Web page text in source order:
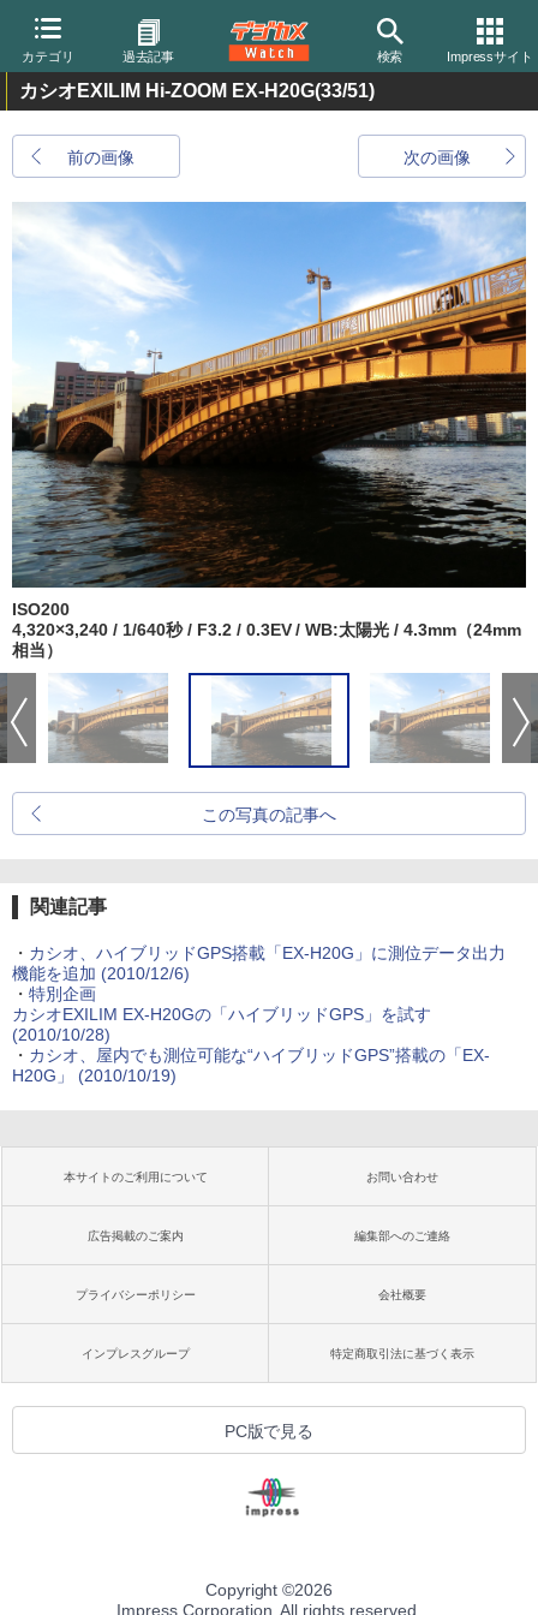
カテゴリ 過去記事 検索 Impressサイト
カシオEXILIM Hi-ZOOM EX-H20G(33/51)
前の画像 次の画像
ISO200
4,320×3,240 / 1/640秒 / F3.2 / 0.3EV / WB:太陽光 / 4.3mm（24mm
相当）
この写真の記事へ
関連記事
・ カシオ、ハイブリッドGPS搭載「EX-H20G」に測位データ出力
機能を追加 (2010/12/6)
・ 特別企画
カシオEXILIM EX-H20Gの「ハイブリッドGPS」を試す
(2010/10/28)
・ カシオ、屋内でも測位可能な“ハイブリッドGPS”搭載の「EX-
H20G」 (2010/10/19)
本サイトのご利用について お問い合わせ
広告掲載のご案内 編集部へのご連絡
プライバシーポリシー 会社概要
インプレスグループ 特定商取引法に基づく表示
PC版で見る
Copyright ©2026
Impress Corporation. All rights reserved.